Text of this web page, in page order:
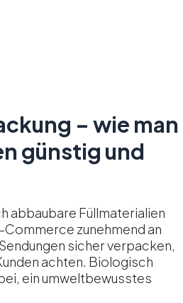
– wie man
günstig und
abbaubare Füllmaterialien
Commerce zunehmend an
sicher verpacken,
achten. Biologisch
ein umweltbewusstes